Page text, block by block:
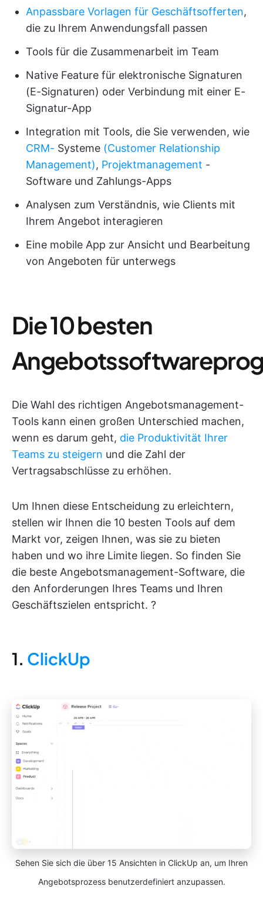
Anpassbare Vorlagen für Geschäftsofferten,
die zu Ihrem Anwendungsfall passen
Tools für die Zusammenarbeit im Team
Native Feature für elektronische Signaturen
(E-Signaturen) oder Verbindung mit einer E-
Signatur-App
Integration mit Tools, die Sie verwenden, wie
CRM- Systeme (Customer Relationship
Management), Projektmanagement -
Software und Zahlungs-Apps
Analysen zum Verständnis, wie Clients mit
Ihrem Angebot interagieren
Eine mobile App zur Ansicht und Bearbeitung
von Angeboten für unterwegs
Die 10 besten
Die Wahl des richtigen Angebotsmanagement-
Tools kann einen großen Unterschied machen,
wenn es darum geht, die Produktivität Ihrer
Teams zu steigern und die Zahl der
Vertragsabschlüsse zu erhöhen.
Um Ihnen diese Entscheidung zu erleichtern,
stellen wir Ihnen die 10 besten Tools auf dem
Markt vor, zeigen Ihnen, was sie zu bieten
haben und wo ihre Limite liegen. So finden Sie
die beste Angebotsmanagement-Software, die
den Anforderungen Ihres Teams und Ihren
Geschäftszielen entspricht. ?
1. ClickUp
Sehen Sie sich die über 15 Ansichten in ClickUp an, um Ihren
Angebotsprozess benutzerdefiniert anzupassen.